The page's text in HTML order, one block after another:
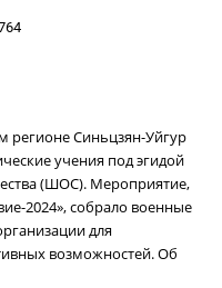
регионе Синьцзян-Уйгур
учения под эгидой
(ШОС). Мероприятие,
2024», собрало военные
для
возможностей. Об